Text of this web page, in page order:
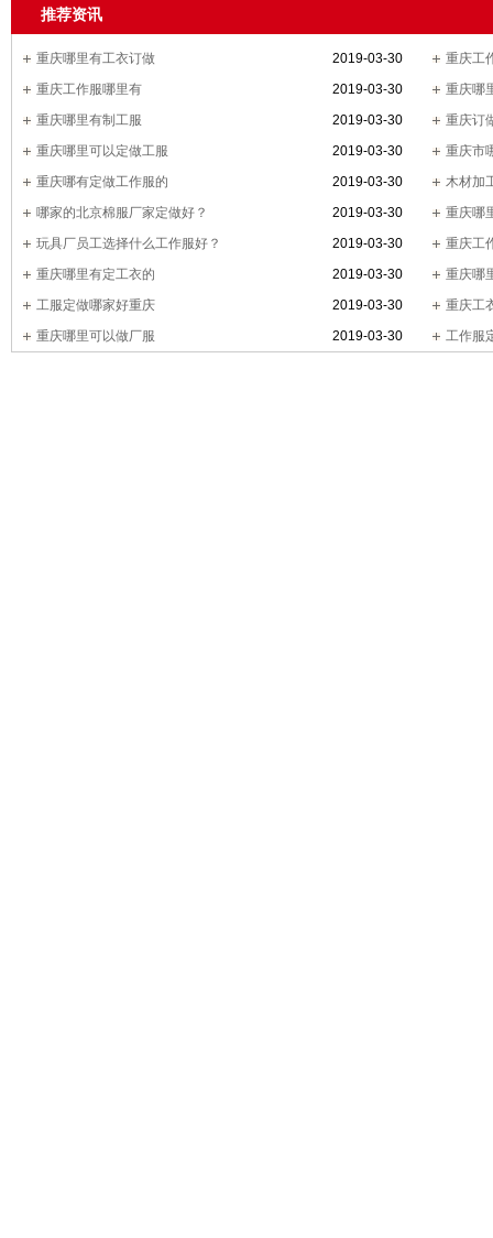
推荐资讯
2019-03-30
重庆哪里有工衣订做
重庆工
2019-03-30
重庆工作服哪里有
重庆哪
2019-03-30
重庆哪里有制工服
重庆订
2019-03-30
重庆哪里可以定做工服
重庆市
2019-03-30
重庆哪有定做工作服的
木材加
2019-03-30
哪家的北京棉服厂家定做好？
重庆哪
2019-03-30
玩具厂员工选择什么工作服好？
重庆工
2019-03-30
重庆哪里有定工衣的
重庆哪
2019-03-30
工服定做哪家好重庆
重庆工
2019-03-30
重庆哪里可以做厂服 工作服